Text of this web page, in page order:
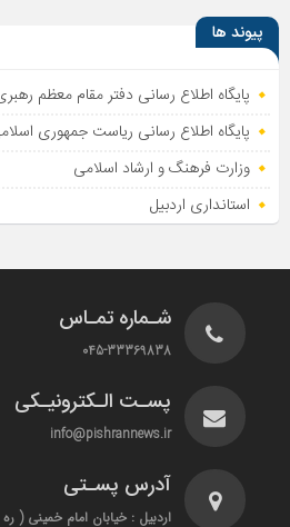
پیوند ها
پایگاه اطلاع رسانی دفتر مقام معظم
پایگاه اطلاع‌ رسانی ریاست‌ جمهوری
وزارت فرهنگ و ارشاد اسلامی
استانداری اردبیل
شـماره تمـاس
045-33369838
پسـت الـکترونیـکی
info@pishrannews.ir
آدرس پسـتی
اردبیل : خیابان امام خمینی ( ره